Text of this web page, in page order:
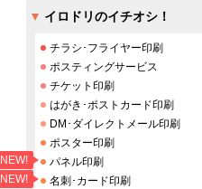
イロドリのイチオシ！
チラシ･フライヤー印刷
ポスティングサービス
チケット印刷
はがき･ポストカード印刷
DM･ダイレクトメール印刷
ポスター印刷
NEW! パネル印刷
NEW!
名刺･カード印刷